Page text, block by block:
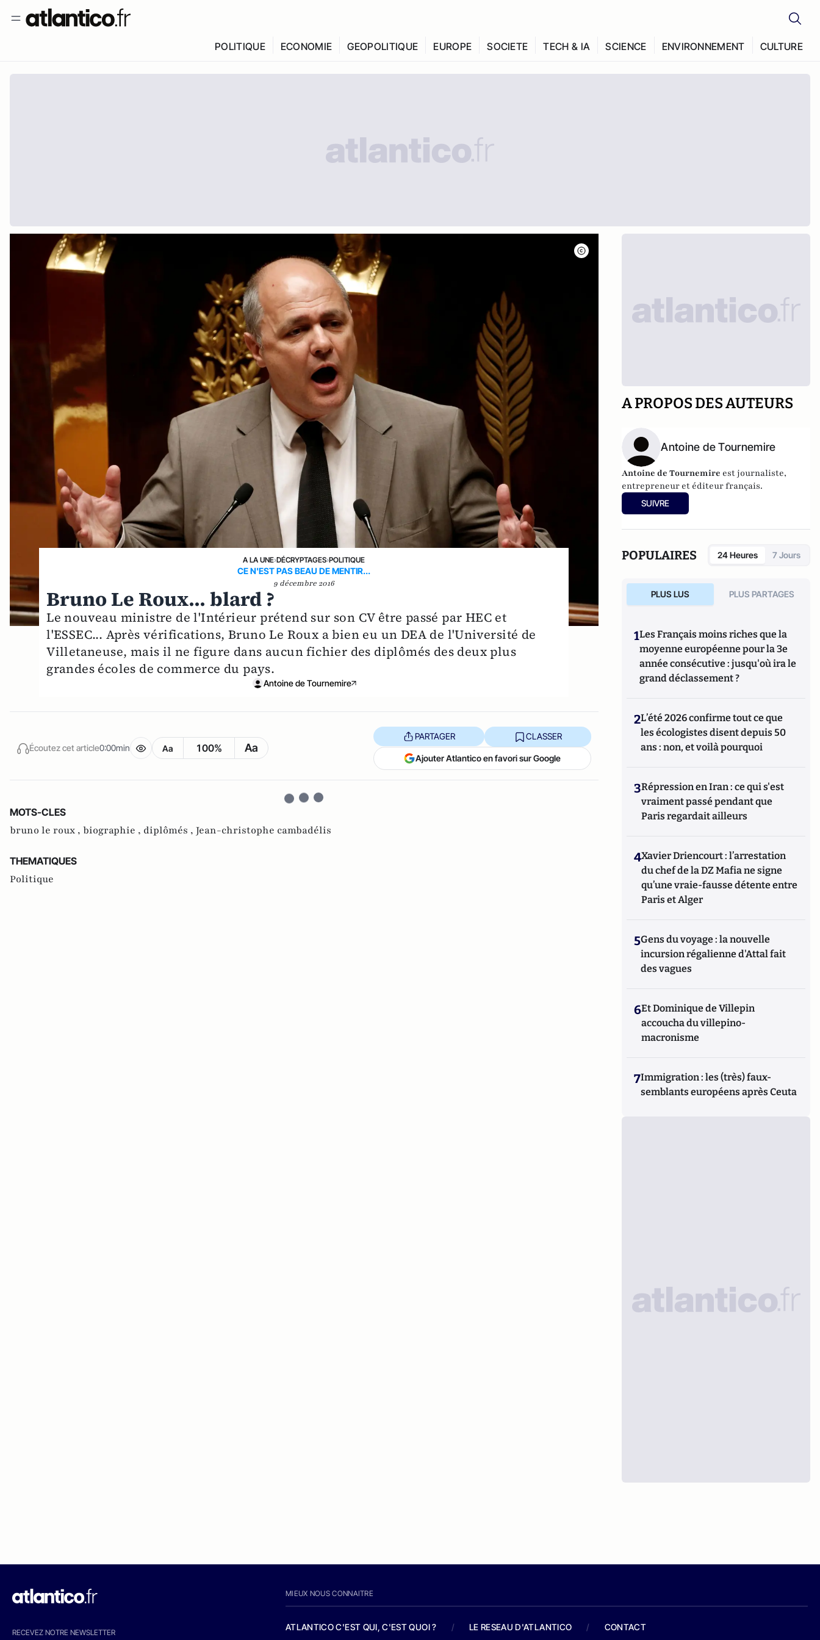
POLITIQUE ECONOMIE GEOPOLITIQUE EUROPE SOCIETE TECH & IA SCIENCE ENVIRONNEMENT CULTURE
A LA UNE›DÉCRYPTAGES›POLITIQUE
CE N'EST PAS BEAU DE MENTIR...
9 décembre 2016
Bruno Le Roux... blard ?
Le nouveau ministre de l'Intérieur prétend sur son CV être passé par HEC et
l'ESSEC... Après vérifications, Bruno Le Roux a bien eu un DEA de l'Université de
Villetaneuse, mais il ne figure dans aucun fichier des diplômés des deux plus
grandes écoles de commerce du pays.
Antoine de Tournemire
Écoutez cet article0:00min Aa 100% Aa
PARTAGER CLASSER
Ajouter Atlantico en favori sur Google
MOTS-CLES
bruno le roux , biographie , diplômés , Jean-christophe cambadélis
THEMATIQUES
Politique
A PROPOS DES AUTEURS
Antoine de Tournemire
Antoine de Tournemire est journaliste,
entrepreneur et éditeur français.
SUIVRE
POPULAIRES 24 Heures 7 Jours
PLUS LUS PLUS PARTAGES
1Les Français moins riches que la
moyenne européenne pour la 3e
année consécutive : jusqu'où ira le
grand déclassement ?
2L’été 2026 confirme tout ce que
les écologistes disent depuis 50
ans : non, et voilà pourquoi
3Répression en Iran : ce qui s'est
vraiment passé pendant que
Paris regardait ailleurs
4Xavier Driencourt : l’arrestation
du chef de la DZ Mafia ne signe
qu’une vraie-fausse détente entre
Paris et Alger
5Gens du voyage : la nouvelle
incursion régalienne d'Attal fait
des vagues
6Et Dominique de Villepin
accoucha du villepino-
macronisme
7Immigration : les (très) faux-
semblants européens après Ceuta
RECEVEZ NOTRE NEWSLETTER
MIEUX NOUS CONNAITRE
ATLANTICO C'EST QUI, C'EST QUOI ? / LE RESEAU D'ATLANTICO / CONTACT